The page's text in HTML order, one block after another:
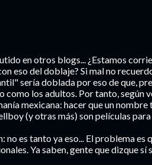
en otros blogs... ¿Estamos
eso del doblaje? Si mal no
sería doblada por eso de que,
como los adultos. Por tanto, según
mexicana: hacer que un nombre
(y otras más) son películas para
no es tanto ya eso... El problema es
Ya saben, gente que dizque sí